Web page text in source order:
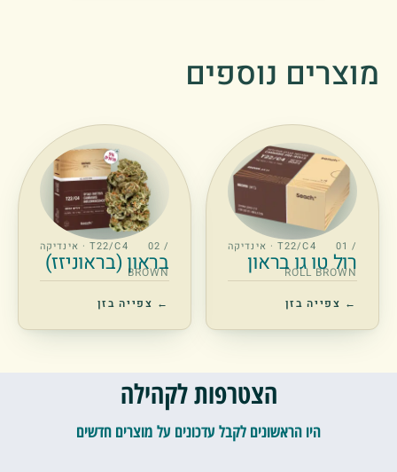
מוצרים נוספים
/ 01 T22/C4 · אינדיקה
רול טו גו בראון
ROLL BROWN
← צפייה בזן
/ 02 T22/C4 · אינדיקה
בראון (בראוניזז)
BROWN
← צפייה בזן
הצטרפות לקהילה
היו הראשונים לקבל עדכונים על מוצרים חדשים